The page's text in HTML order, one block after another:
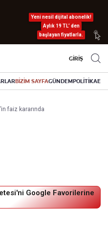
Yeni nesil dijital abonelik!
Aylık 19 TL’ den
başlayan fiyatlarla.
GİRİŞ
BİZİM SAYFAGÜNDEMPOLİTİKA
faiz kararında
Google Favorilerine